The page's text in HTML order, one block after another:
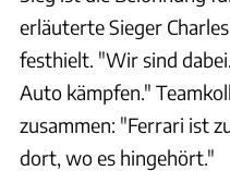
erläuterte Sieger
festhielt. "Wir sind
Auto kämpfen."
zusammen: "Ferrari ist
dort, wo es hingehört."